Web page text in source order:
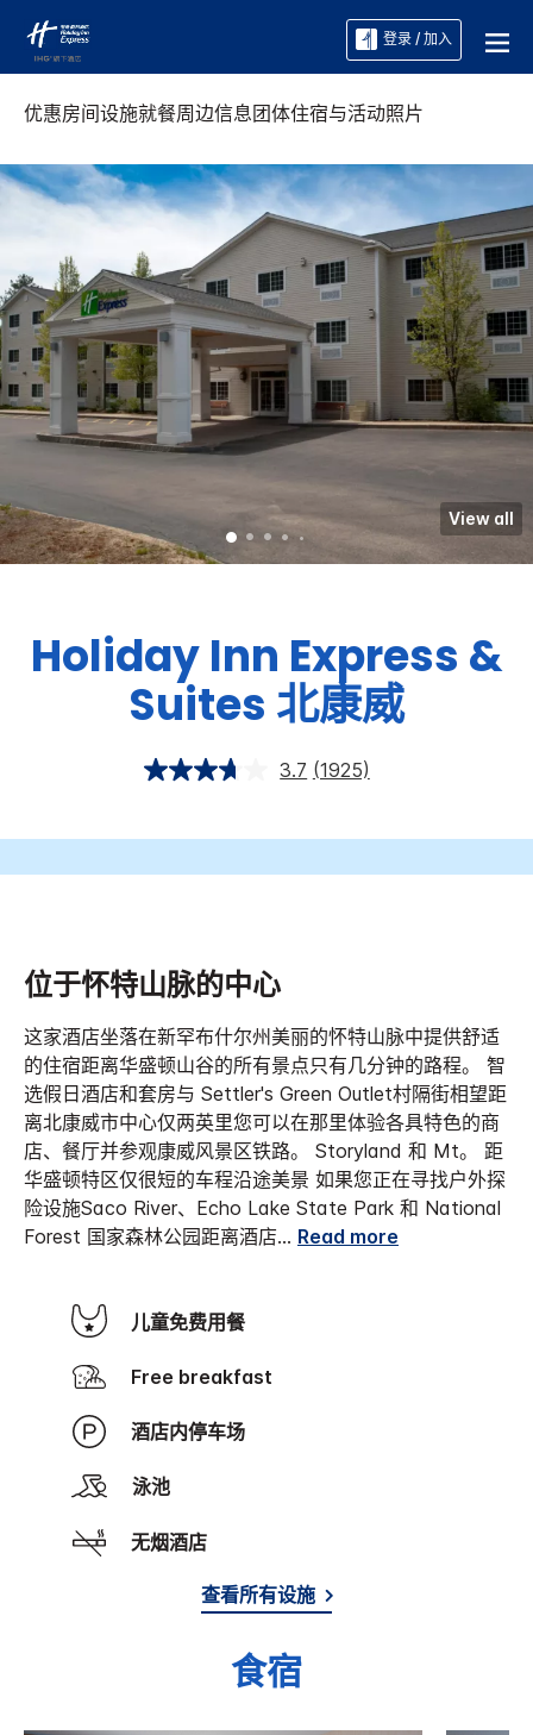
登录 / 加入
优惠房间设施就餐周边信息团体住宿与活动照片
View all
Holiday Inn Express &
Suites 北康威
3.7 (1925)
位于怀特山脉的中心
这家酒店坐落在新罕布什尔州美丽的怀特山脉中提供舒适
的住宿距离华盛顿山谷的所有景点只有几分钟的路程。 智
选假日酒店和套房与 Settler's Green Outlet村隔街相望距
离北康威市中心仅两英里您可以在那里体验各具特色的商
店、餐厅并参观康威风景区铁路。 Storyland 和 Mt。 距
华盛顿特区仅很短的车程沿途美景 如果您正在寻找户外探
险设施Saco River、Echo Lake State Park 和 National
Forest 国家森林公园距离酒店... Read more
儿童免费用餐
Free breakfast
酒店内停车场
泳池
无烟酒店
查看所有设施
食宿